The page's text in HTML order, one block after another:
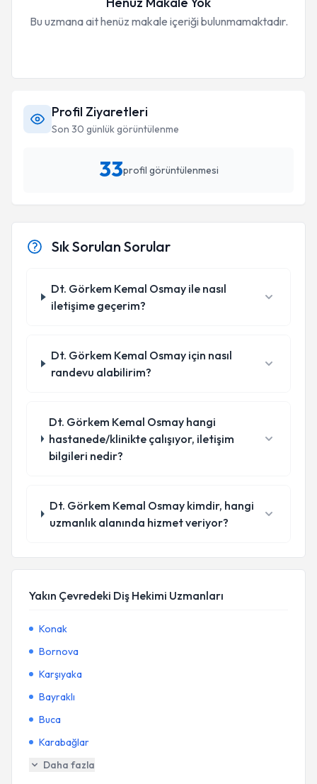
Bu uzmana ait henüz makale içeriği bulunmamaktadır.
Profil Ziyaretleri
Son 30 günlük görüntülenme
33profil görüntülenmesi
Sık Sorulan Sorular
Dt. Görkem Kemal Osmay ile nasıl
iletişime geçerim?
Dt. Görkem Kemal Osmay için nasıl
randevu alabilirim?
Dt. Görkem Kemal Osmay hangi
hastanede/klinikte çalışıyor, iletişim
bilgileri nedir?
Dt. Görkem Kemal Osmay kimdir, hangi
uzmanlık alanında hizmet veriyor?
Yakın Çevredeki Diş Hekimi Uzmanları
Konak
Bornova
Karşıyaka
Bayraklı
Buca
Karabağlar
Daha fazla